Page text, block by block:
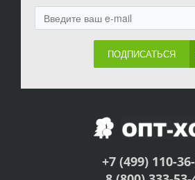
ПОДПИСАТЬСЯ
+7 (499) 110-